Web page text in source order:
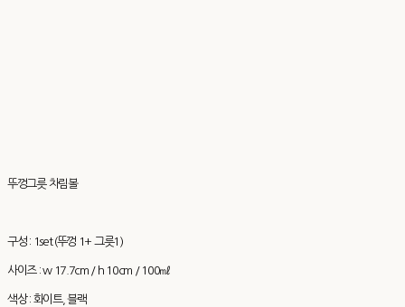
뚜껑그릇 차림볼
구성 : 1set (뚜껑 1+ 그릇1)
사이즈 : w 17.7cm / h 10cm / 100㎖
색상 : 화이트, 블랙